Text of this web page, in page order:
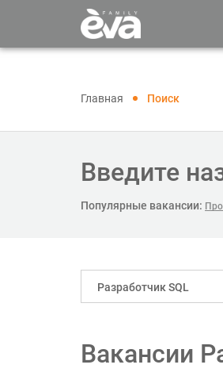
Главная Поиск
Введите
Популярные вакансии:
Разработчик SQL
Вакансии